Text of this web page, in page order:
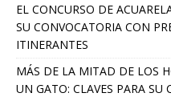
EL CONCURSO DE
SU CONVOCATORIA CON
ITINERANTES
MÁS DE LA MITAD DE LOS
UN GATO: CLAVES PARA SU